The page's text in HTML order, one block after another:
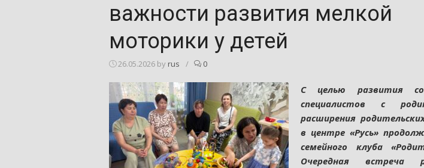
важности развития мелкой
моторики у детей
26.05.2026 by rus / 0
С целью развития
специалистов с
расширения
в центре «Русь»
семейного клуба
Очередная встреча